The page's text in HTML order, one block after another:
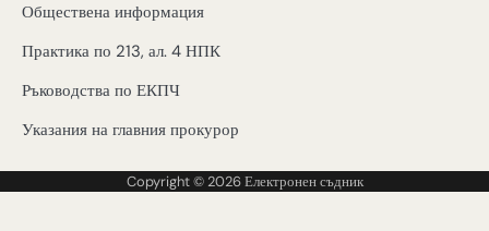
Обществена информация
Практика по 213, ал. 4 НПК
Ръководства по ЕКПЧ
Указания на главния прокурор
Copyright © 2026Електронен съдник